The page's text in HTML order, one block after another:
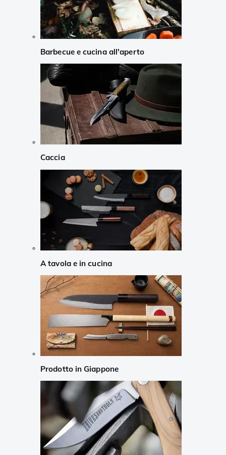
Barbecue e cucina all'aperto
Caccia
A tavola e in cucina
Prodotto in Giappone